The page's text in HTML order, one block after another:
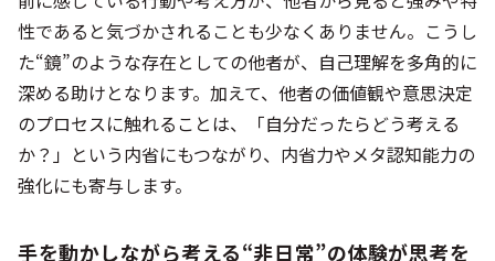
性であると気づかされることも少なくありません。こうし
た“鏡”のような存在としての他者が、自己理解を多角的に
深める助けとなります。加えて、他者の価値観や意思決定
のプロセスに触れることは、「自分だったらどう考える
か？」という内省にもつながり、内省力やメタ認知能力の
強化にも寄与します。
手を動かしながら考える“非日常”の体験が思考を